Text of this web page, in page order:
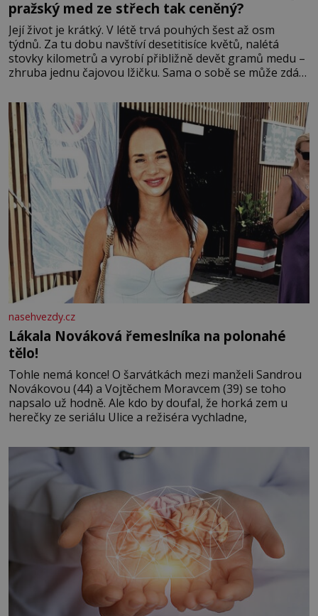
pražský med ze střech tak ceněný?
Její život je krátký. V létě trvá pouhých šest až osm
týdnů. Za tu dobu navštíví desetitisíce květů, nalétá
stovky kilometrů a vyrobí přibližně devět gramů medu –
zhruba jednu čajovou lžičku. Sama o sobě se může zdát
tisíc příslušnic svého včelstva, vznikne jeden z
nejdokonalejších organismů
nasehvezdy.cz
Lákala Nováková řemeslníka na polonahé
tělo!
Tohle nemá konce! O šarvátkách mezi manželi Sandrou
Novákovou (44) a Vojtěchem Moravcem (39) se toho
napsalo už hodně. Ale kdo by doufal, že horká zem u
herečky ze seriálu Ulice a režiséra vychladne,